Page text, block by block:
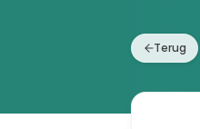
Terug